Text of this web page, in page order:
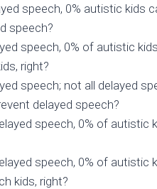
speech, 0% autistic kids
speech?
speech, 0% of autistic
right?
speech; not all delayed
delayed speech?
speech, 0% of
speech, 0% of
kids, right?